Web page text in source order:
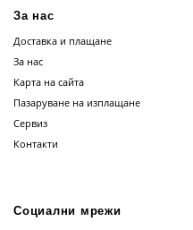
За нас
Доставка и плащане
За нас
Карта на сайта
Пазаруване на изплащане
Сервиз
Контакти
Социални мрежи